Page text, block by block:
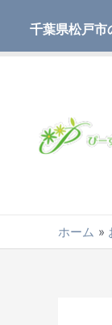
千葉県松戸市
ホーム